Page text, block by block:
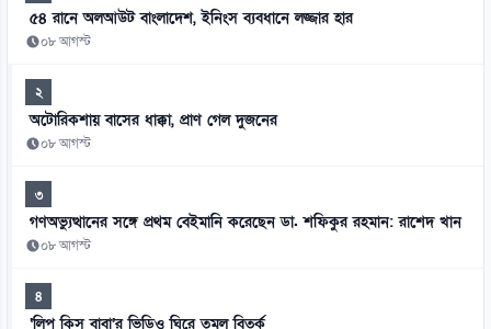
৫৪ রানে অলআউট বাংলাদেশ, ইনিংস ব্যবধানে লজ্জার হার
০৮ আগস্ট
২
অটোরিকশায় বাসের ধাক্কা, প্রাণ গেল দুজনের
০৮ আগস্ট
৩
গণঅভ্যুত্থানের সঙ্গে প্রথম বেইমানি করেছেন ডা. শফিকুর রহমান: রাশেদ খান
০৮ আগস্ট
৪
‘লিপ কিস বাবা’র ভিডিও ঘিরে তুমুল বিতর্ক